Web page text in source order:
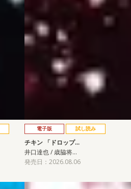
電子版 試し読み
チキン 「ドロップ…
井口達也 / 歳脇将…
発売日：2026.08.06